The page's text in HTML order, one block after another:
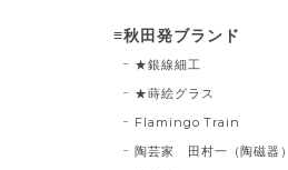
≡秋田発ブランド
★銀線細工
★蒔絵グラス
Flamingo Train
陶芸家 田村一（陶磁器）